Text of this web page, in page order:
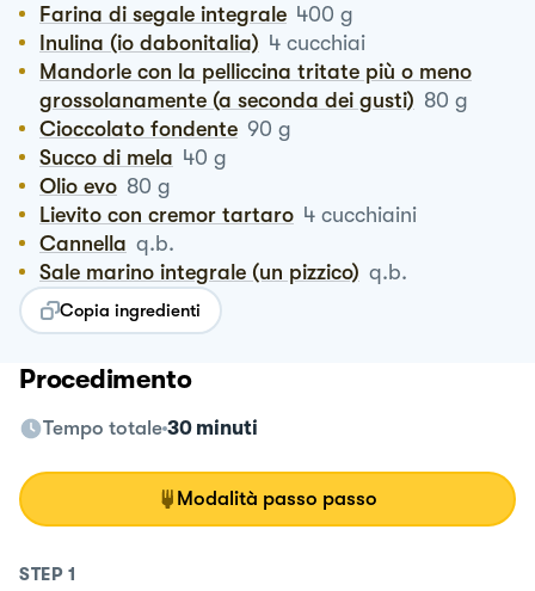
Farina di segale integrale 400 g
Inulina (io dabonitalia) 4 cucchiai
Mandorle con la pelliccina tritate più o meno
grossolanamente (a seconda dei gusti) 80 g
Cioccolato fondente 90 g
Succo di mela 40 g
Olio evo 80 g
Lievito con cremor tartaro 4 cucchiaini
Cannella q.b.
Sale marino integrale (un pizzico) q.b.
Copia ingredienti
Procedimento
Tempo totale 30 minuti
Modalità passo passo
STEP 1